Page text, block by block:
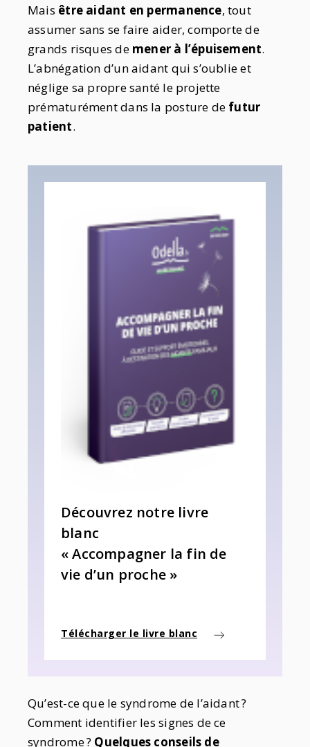
Mais être aidant en permanence, tout
assumer sans se faire aider, comporte de
grands risques de mener à l’épuisement.
L’abnégation d’un aidant qui s’oublie et
néglige sa propre santé le projette
prématurément dans la posture de futur
patient.
Découvrez notre livre
blanc
« Accompagner la fin de
vie d’un proche »
Télécharger le livre blanc
Qu’est-ce que le syndrome de l’aidant?
Comment identifier les signes de ce
syndrome? Quelques conseils de